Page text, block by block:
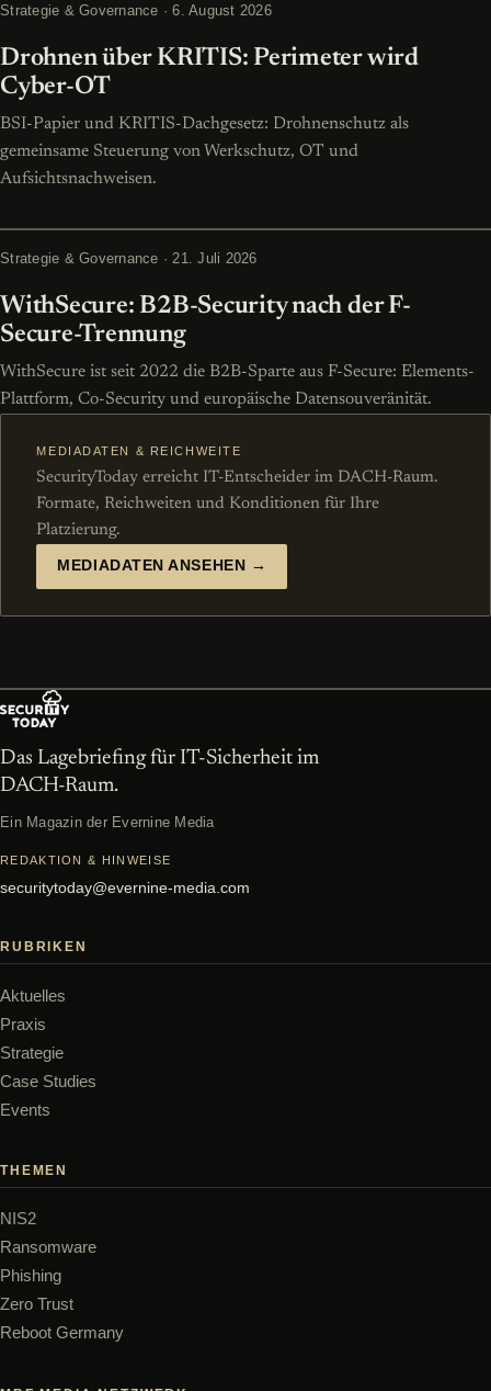
Strategie & Governance · 6. August 2026
Drohnen über KRITIS: Perimeter wird
Cyber-OT
BSI-Papier und KRITIS-Dachgesetz: Drohnenschutz als
gemeinsame Steuerung von Werkschutz, OT und
Aufsichtsnachweisen.
Strategie & Governance · 21. Juli 2026
WithSecure: B2B-Security nach der F-
Secure-Trennung
WithSecure ist seit 2022 die B2B-Sparte aus F-Secure: Elements-
Plattform, Co-Security und europäische Datensouveränität.
MEDIADATEN & REICHWEITE
SecurityToday erreicht IT-Entscheider im DACH-Raum.
Formate, Reichweiten und Konditionen für Ihre
Platzierung.
MEDIADATEN ANSEHEN →
Das Lagebriefing für IT-Sicherheit im
DACH-Raum.
Ein Magazin der Evernine Media
REDAKTION & HINWEISE
securitytoday@evernine-media.com
RUBRIKEN
Aktuelles
Praxis
Strategie
Case Studies
Events
THEMEN
NIS2
Ransomware
Phishing
Zero Trust
Reboot Germany